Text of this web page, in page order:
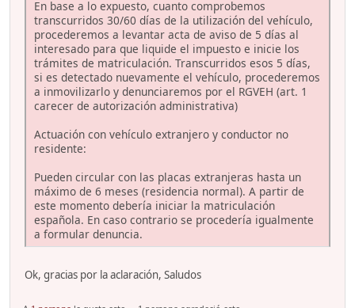
En base a lo expuesto, cuanto comprobemos
transcurridos 30/60 días de la utilización del vehículo,
procederemos a levantar acta de aviso de 5 días al
interesado para que liquide el impuesto e inicie los
trámites de matriculación. Transcurridos esos 5 días,
si es detectado nuevamente el vehículo, procederemos
a inmovilizarlo y denunciaremos por el RGVEH (art. 1
carecer de autorización administrativa)
Actuación con vehículo extranjero y conductor no
residente:
Pueden circular con las placas extranjeras hasta un
máximo de 6 meses (residencia normal). A partir de
este momento debería iniciar la matriculación
española. En caso contrario se procedería igualmente
a formular denuncia.
Ok, gracias por la aclaración, Saludos